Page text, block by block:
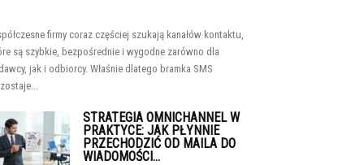
firmy coraz częściej szukają kanałów kontaktu,
są szybkie, bezpośrednie i wygodne zarówno dla
jak i odbiorcy. Właśnie dlatego bramka SMS
STRATEGIA OMNICHANNEL W
PRAKTYCE: JAK PŁYNNIE
PRZECHODZIĆ OD MAILA DO
WIADOMOŚCI...